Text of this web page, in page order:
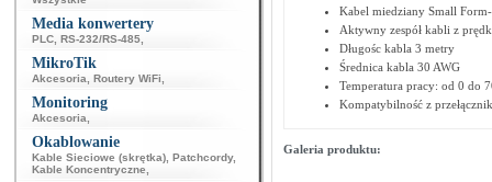
Media konwertery
PLC RS-232/RS-485
MikroTik
Akcesoria Routery WiFi
Monitoring
Akcesoria
Okablowanie
Kable Sieciowe (skrętka) Patchcordy,
Kable Koncentryczne
Kabel miedziany Small
Aktywny zespół kabli z
Długośc kabla 3 metry
Średnica kabla 30 AWG
Temperatura pracy: od 0 do
Kompatybilność z
Galeria produktu: